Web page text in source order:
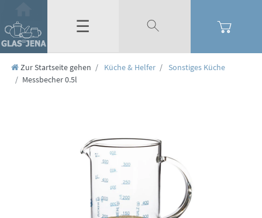
☰
Zur Startseite gehen Küche & Helfer
Sonstiges Küche
Messbecher 0.5l